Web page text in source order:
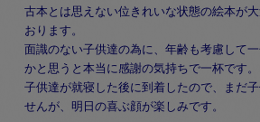
古本とは思えない位きれいな状態の絵本が
おります。
面識のない子供達の為に、年齢も考慮して
かと思うと本当に感謝の気持ちで一杯です。
子供達が就寝した後に到着したので、まだ
せんが、明日の喜ぶ顔が楽しみです。